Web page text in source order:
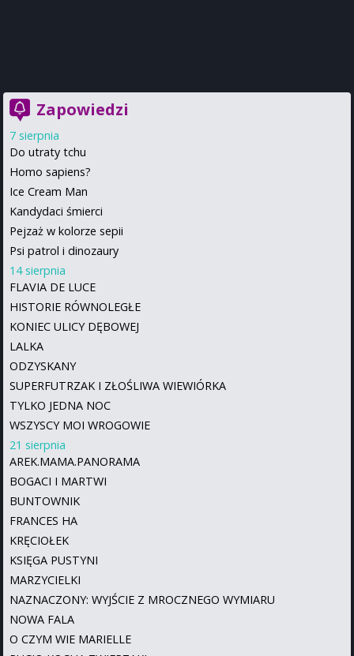
Zapowiedzi
7 sierpnia
Do utraty tchu
Homo sapiens?
Ice Cream Man
Kandydaci śmierci
Pejzaż w kolorze sepii
Psi patrol i dinozaury
14 sierpnia
FLAVIA DE LUCE
HISTORIE RÓWNOLEGŁE
KONIEC ULICY DĘBOWEJ
LALKA
ODZYSKANY
SUPERFUTRZAK I ZŁOŚLIWA WIEWIÓRKA
TYLKO JEDNA NOC
WSZYSCY MOI WROGOWIE
21 sierpnia
AREK.MAMA.PANORAMA
BOGACI I MARTWI
BUNTOWNIK
FRANCES HA
KRĘCIOŁEK
KSIĘGA PUSTYNI
MARZYCIELKI
NAZNACZONY: WYJŚCIE Z MROCZNEGO WYMIARU
NOWA FALA
O CZYM WIE MARIELLE